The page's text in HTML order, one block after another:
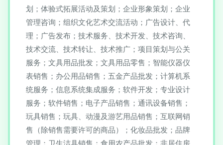
划；体验式拓展活动及策划；企业形象策划；企业
管理咨询；组织文化艺术交流活动；广告设计、代
理；广告发布；技术服务、技术开发、技术咨询、
技术交流、技术转让、技术推广；项目策划与公关
服务；文具用品批发；文具用品零售；智能仪器仪
表销售；办公用品销售；五金产品批发；计算机系
统服务；信息系统集成服务；软件开发；专业设计
服务；软件销售；电子产品销售；通讯设备销售；
玩具销售；玩具、动漫及游艺用品销售；互联网销
售（除销售需要许可的商品）；化妆品批发；品牌
管理；卫生洁具销售；食用农产品批发；非居住房